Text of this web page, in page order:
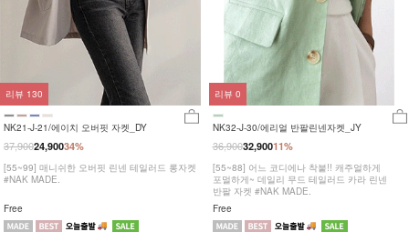
NK21-J-21/에이치 오버핏 자켓_DY
34%
37,90024,900
[55~99] 매니쉬한 오버핏 린넨 테일러드 롱자켓
#NAK MADE.
Free
리뷰 130
NK32-J-30/에리얼 반팔린넨자켓_JY
11%
36,90032,900
[55~88] 어느 코디에나 착붙!! 캐주얼하게
포멀하게~ 데일리 무드 테일러드 카라 린넨
반팔 자켓 #NAK MADE.
Free
리뷰 0